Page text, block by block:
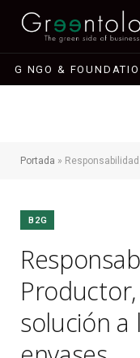
G NGO &
Portada » Responsabilidad
B2G
solución a